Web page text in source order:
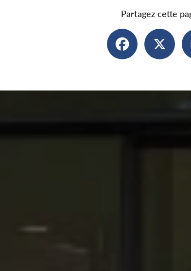
Partagez cette
Facebook